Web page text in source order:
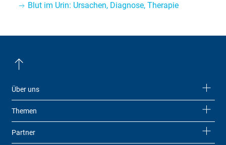
Blut im Urin: Ursachen, Diagnose, Therapie
Über uns
Themen
Partner